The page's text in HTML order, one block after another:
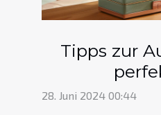
Tipps zur
28. Juni 2024 00:44